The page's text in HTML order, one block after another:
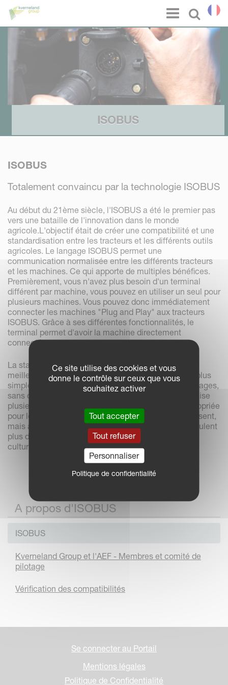
Select
Menu
ISOBUS
ISOBUS
Totalement convaincu par la technologie ISOBUS
Au début du 21ème siècle, l'ISOBUS a été le premier pas
vers une bataille de l'innovation dans le monde
agricole.L'objectif était de créer une compatibilité et une
standardisation entre les tracteurs et les différents outils
agricoles. Le langage ISOBUS permet une
communication normalisée entre les différents tracteurs
et les machines. Ce qui apporte de multiples bénéfices.
Premièrement, vous n'avez plus besoin d'un terminal
différent par machine, vous pouvez en utiliser un seul pour
plusieurs machines. Vous pouvez donc immédiatement
connecter les machines "Plug and Play" aux tracteurs
ISOBUS. Grâce à ses différentes fonctionnalités, le
terminal permet d'avoir la machine directement
connectée.
La standardisation des paramètres de contrôles, une
meilleure visibilité depuis la cabine, une connexion plus
simple entre tracteurs et machines, est un des avantages,
sans oublier une économie de coûts, lorsque l'on utilise
plusieurs outils ISOBUS. La norme ISOBUS est appropriée
pour les agriculteurs qui sèment, pulvérisent et fertilisent,
mais aussi pour les propriétaires de machines qui veulent
plus d'informations concernant la gestion de leurs
cultures.
A propos d'ISOBUS
ISOBUS
Kverneland Group et l'AEF - Membres et comité de
pilotage
Vérification des compatibilités
Se connecter au Portail
Mentions légales
Politique de Confidentialité
Panneau de gestion des cookies
Ce site utilise des cookies et vous
donne le contrôle sur ceux que vous
souhaitez activer
Tout accepter
Tout refuser
Personnaliser
Politique de confidentialité